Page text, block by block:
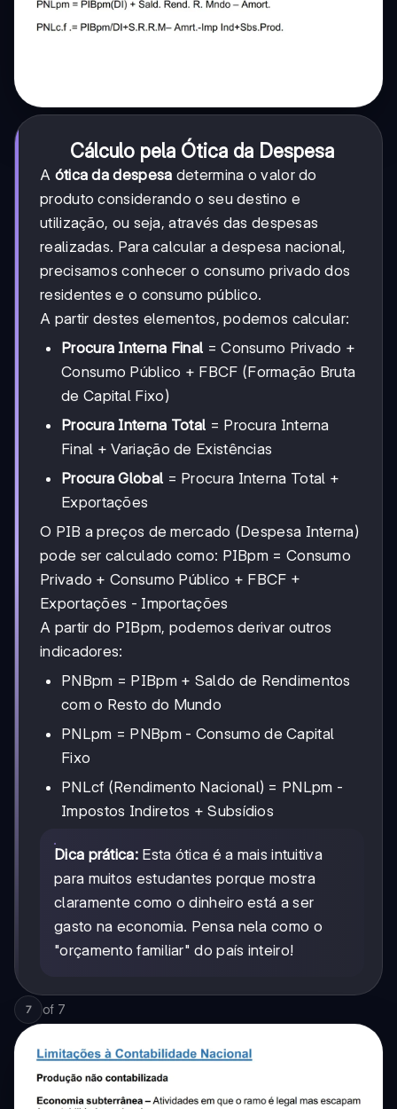
Cálculo pela Ótica da Despesa
A ótica da despesa determina o valor do
produto considerando o seu destino e
utilização, ou seja, através das despesas
realizadas. Para calcular a despesa nacional,
precisamos conhecer o consumo privado dos
residentes e o consumo público.
A partir destes elementos, podemos calcular:
Procura Interna Final = Consumo Privado +
Consumo Público + FBCF (Formação Bruta
de Capital Fixo)
Procura Interna Total = Procura Interna
Final + Variação de Existências
Procura Global = Procura Interna Total +
Exportações
O PIB a preços de mercado (Despesa Interna)
pode ser calculado como: PIBpm = Consumo
Privado + Consumo Público + FBCF +
Exportações - Importações
A partir do PIBpm, podemos derivar outros
indicadores:
PNBpm = PIBpm + Saldo de Rendimentos
com o Resto do Mundo
PNLpm = PNBpm - Consumo de Capital
Fixo
PNLcf (Rendimento Nacional) = PNLpm -
Impostos Indiretos + Subsídios
Dica prática:Esta ótica é a mais intuitiva
para muitos estudantes porque mostra
claramente como o dinheiro está a ser
gasto na economia. Pensa nela como o
"orçamento familiar" do país inteiro!
7 of 7